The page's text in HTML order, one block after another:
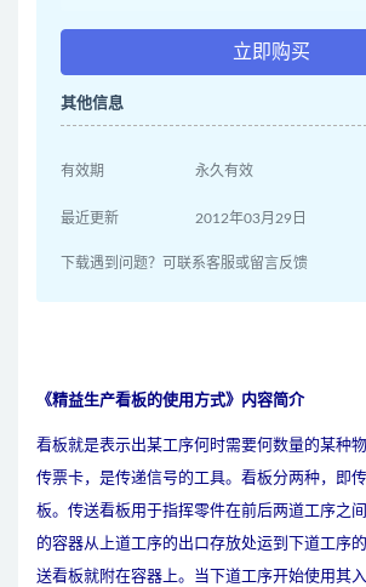
立即购买
其他信息
有效期 永久有效
最近更新 2012年03月29日
下载遇到问题？可联系客服或留言反馈
《精益生产看板的使用方式》内容简介
看板就是表示出某工序何时需要何数量的某种
传票卡，是传递信号的工具。看板分两种，即
板。传送看板用于指挥零件在前后两道工序之
的容器从上道工序的出口存放处运到下道工序
送看板就附在容器上。当下道工序开始使用其